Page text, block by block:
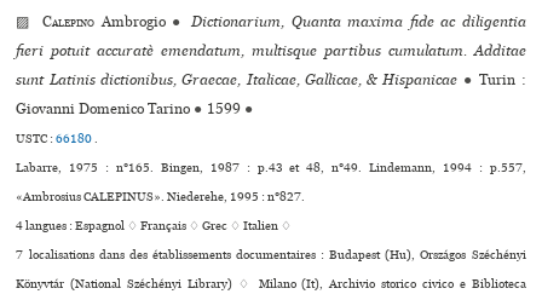
▨Calepino Ambrogio ●
Dictionarium, Quanta maxima fide ac diligentia
fieri potuit accuratè emendatum, multisque partibus cumulatum. Additae
sunt Latinis dictionibus, Graecae, Italicae, Gallicae, & Hispanicae ● Turin :
Giovanni Domenico Tarino ● 1599 ●
USTC :66180.
Labarre, 1975 : n°165. Bingen, 1987 : p.43 et 48, n°49. Lindemann, 1994 : p.557,
«Ambrosius CALEPINUS». Niederehe, 1995 : n°827.
4 langues :Espagnol ♢Français ♢Grec ♢Italien ♢
7 localisations dans des établissements documentaires : Budapest (Hu), Országos Széchényi
Könyvtár (National Széchényi Library) ♢ Milano (It), Archivio sto­rico civico e Biblioteca